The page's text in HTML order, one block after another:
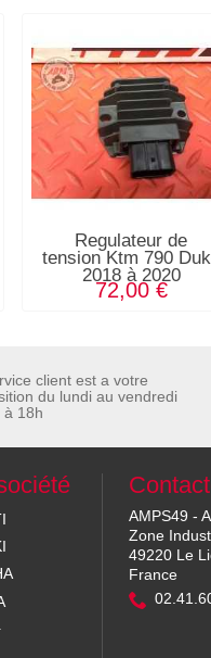
Regulateur de
tension Ktm 790
2018 à 2020
72,00 €
client est a votre
du lundi au vendredi
à 18h
AMPS49 -
Zone
49220 Le
France